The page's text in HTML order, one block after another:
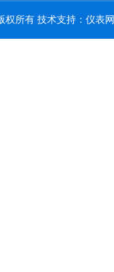
所有 技术支持： 仪表网